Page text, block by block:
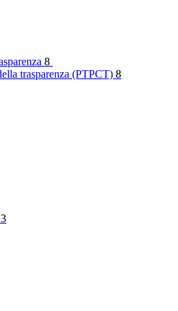
8
trasparenza (PTPCT) 8